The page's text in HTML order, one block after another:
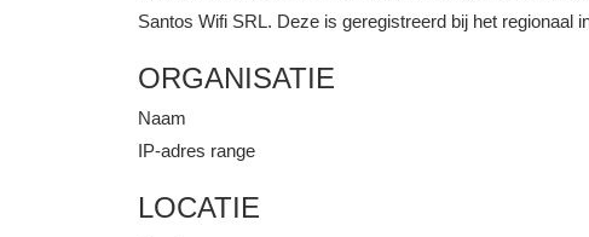
Santos Wifi SRL. Deze is geregistreerd bij het regionaal
ORGANISATIE
Naam
IP-adres range
LOCATIE